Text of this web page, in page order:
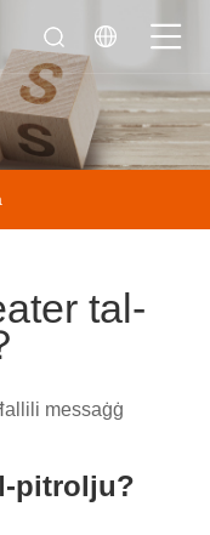
tal-
messaġġ
pitrolju?